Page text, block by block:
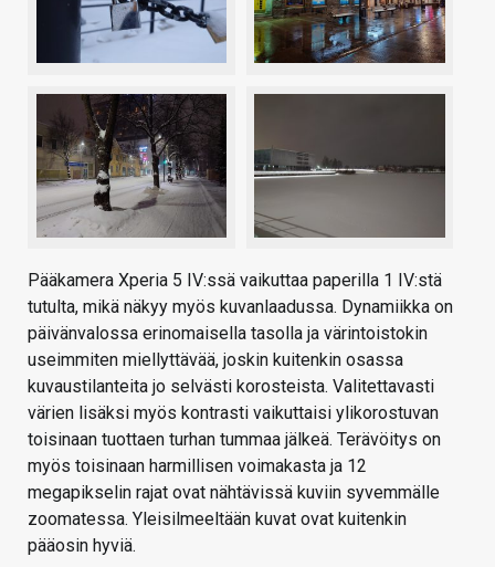
Pääkamera Xperia 5 IV:ssä vaikuttaa paperilla 1 IV:stä
tutulta, mikä näkyy myös kuvanlaadussa. Dynamiikka on
päivänvalossa erinomaisella tasolla ja värintoistokin
useimmiten miellyttävää, joskin kuitenkin osassa
kuvaustilanteita jo selvästi korosteista. Valitettavasti
värien lisäksi myös kontrasti vaikuttaisi ylikorostuvan
toisinaan tuottaen turhan tummaa jälkeä. Terävöitys on
myös toisinaan harmillisen voimakasta ja 12
megapikselin rajat ovat nähtävissä kuviin syvemmälle
zoomatessa. Yleisilmeeltään kuvat ovat kuitenkin
pääosin hyviä.